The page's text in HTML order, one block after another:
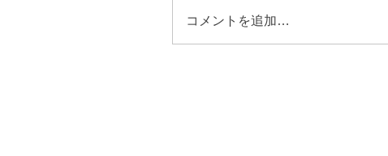
コメントを追加…